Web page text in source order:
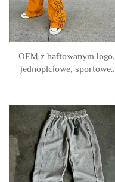
OEM z haftowanym logo,
jednopłciowe, sportowe,
100% nylonowe spodenki
treningowe dla mężczyzn